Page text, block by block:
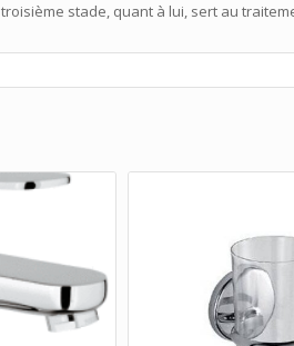
troisième stade, quant à lui, sert au